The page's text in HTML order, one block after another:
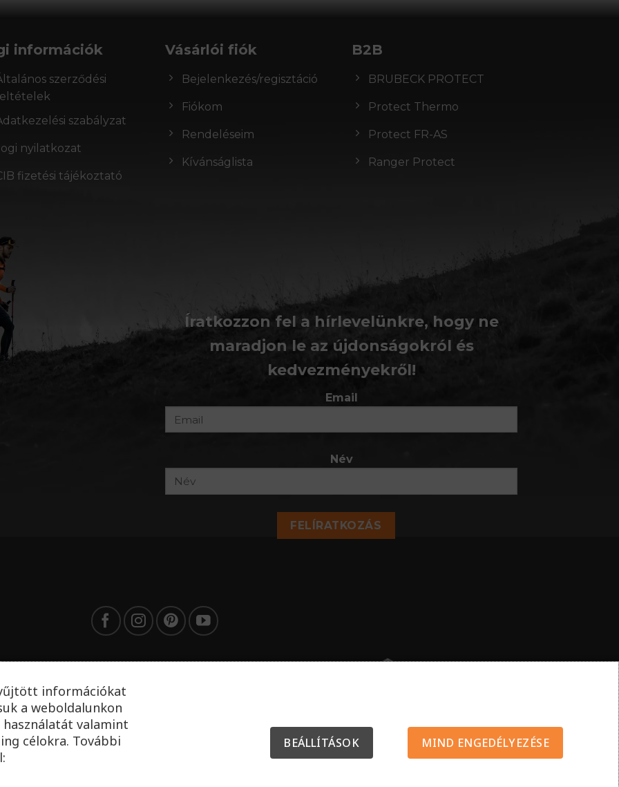
információk
szerződési
szabályzat
nyilatkozat
fizetési tájékoztató
Vásárlói fiók
Bejelenkezés/regisztáció
Fiókom
Rendeléseim
Kívánságlista
B2B
BRUBECK PROTECT
Protect Thermo
Protect FR-AS
Ranger Protect
Íratkozzon fel a hírlevelünkre, hogy ne
maradjon le az újdonságokról és
kedvezményekről!
Email
Név
FELÍRATKOZÁS
információkat
a weboldalunkon
valamint
célokra. További
BEÁLLÍTÁSOK MIND ENGEDÉLYEZÉSE